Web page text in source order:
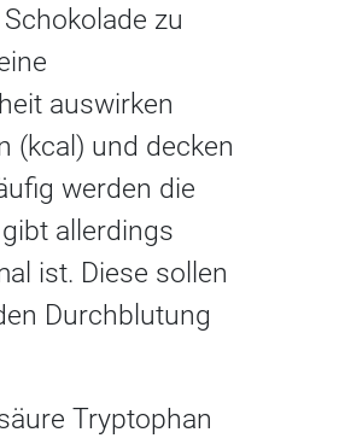
zu
auswirken
(kcal) und decken
werden die
allerdings
ist. Diese sollen
Durchblutung
Tryptophan